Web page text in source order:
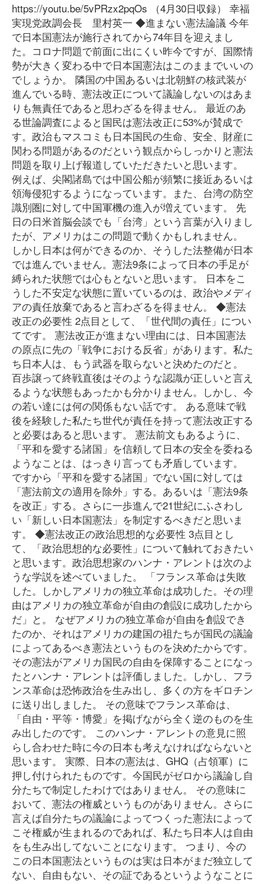
https://youtu.be/5vPRzx2pqOs （4月30日収録） 幸福
実現党政調会長 里村英一 ◆進まない憲法論議 今年
で日本国憲法が施行されてから74年目を迎えまし
た。コロナ問題で前面に出にくい昨今ですが、国際情
勢が大きく変わる中で日本国憲法はこのままでいいの
でしょうか。 隣国の中国あるいは北朝鮮の核武装が
進んでいる時、憲法改正について議論しないのはあま
りも無責任であると思わざるを得ません。 最近のあ
る世論調査によると国民は憲法改正に53%が賛成で
す。政治もマスコミも日本国民の生命、安全、財産に
関わる問題があるのだという観点からしっかりと憲法
問題を取り上げ報道していただきたいと思います。
例えば、尖閣諸島では中国公船が頻繁に接近あるいは
領海侵犯するようになっています。また、台湾の防空
識別圏に対して中国軍機の進入が増えています。 先
日の日米首脳会談でも「台湾」という言葉が入りまし
たが、アメリカはこの問題で動くかもしれません。
しかし日本は何ができるのか、そうした法整備が日本
では進んでいません。憲法9条によって日本の手足が
縛られた状態では心もとないと思います。 日本をこ
うした不安定な状態に置いているのは、政治やメディ
アの責任放棄であると言わざるを得ません。 ◆憲法
改正の必要性 2点目として、「世代間の責任」につい
てです。 憲法改正が進まない理由には、日本国憲法
の原点に先の「戦争における反省」があります。私た
ち日本人は、もう武器を取らないと決めたのだと。
百歩譲って終戦直後はそのような認識が正しいと言え
るような状態もあったかも分かりません。しかし、今
の若い達には何の関係もない話です。 ある意味で戦
後を経験した私たち世代が責任を持って憲法改正する
と必要はあると思います。 憲法前文もあるように、
「平和を愛する諸国」を信頼して日本の安全を委ねる
ようなことは、はっきり言っても矛盾しています。
ですから「平和を愛する諸国」でない国に対しては
「憲法前文の適用を除外」する。あるいは「憲法9条
を改正」する。さらに一歩進んで21世紀にふさわし
い「新しい日本国憲法」を制定するべきだと思いま
す。 ◆憲法改正の政治思想的な必要性 3点目とし
て、「政治思想的な必要性」について触れておきたい
と思います。政治思想家のハンナ・アレントは次のよ
うな学説を述べていました。 「フランス革命は失敗
した。しかしアメリカの独立革命は成功した。その理
由はアメリカの独立革命が自由の創設に成功したから
だ」と。 なぜアメリカの独立革命が自由を創設でき
たのか、それはアメリカの建国の祖たちが国民の議論
によってあるべき憲法というものを決めたからです。
その憲法がアメリカ国民の自由を保障することになっ
たとハンナ・アレントは評価しました。しかし、フラ
ンス革命は恐怖政治を生み出し、多くの方をギロチン
に送り出しました。 その意味でフランス革命は、
「自由・平等・博愛」を掲げながら全く逆のものを生
み出したのです。 このハンナ・アレントの意見に照
らし合わせた時に今の日本も考えなければならないと
思います。 実際、日本の憲法は、GHQ（占領軍）に
押し付けられたものです。今国民がゼロから議論し自
分たちで制定したわけではありません。 その意味に
おいて、憲法の権威というものがありません。さらに
言えば自分たちの議論によってつくった憲法によって
こそ権威が生まれるのであれば、私たち日本人は自由
をも生み出してないことになります。 つまり、今の
この日本国憲法というものは実は日本がまだ独立して
ない、自由もない、その証であるというようなことに